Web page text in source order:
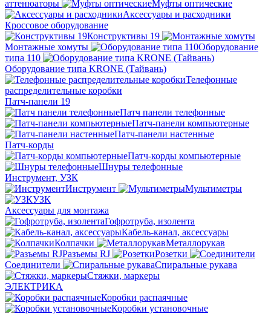
аттенюаторы
Муфты оптические
Аксессуары и расходники
Кроссовое оборудование
Конструктивы 19
Монтажные хомуты
Оборудование
типа 110
Оборудование типа KRONE (Тайвань)
Телефонные
распределительные коробки
Патч-панели 19
Патч панели телефонные
Патч-панели компьютерные
Патч-панели настенные
Патч-корды
Патч-корды компьютерные
Шнуры телефонные
Инструмент, УЗК
Инструмент
Мультиметры
УЗК
Аксессуары для монтажа
Гофротруба, изолента
Кабель-канал, аксессуары
Колпачки
Металлорукав
Разъемы RJ
Розетки
Соединители
Спиральные рукава
Стяжки, маркеры
ЭЛЕКТРИКА
Коробки распаячные
Коробки установочные